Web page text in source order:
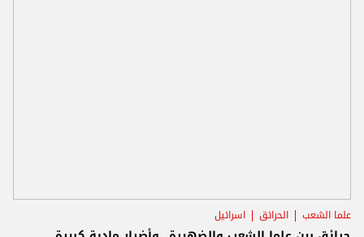
علما الشعب الحرائق اسرائيل